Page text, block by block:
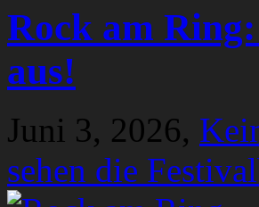
Rock am Ring:
aus!
Juni 3, 2026,
sehen die